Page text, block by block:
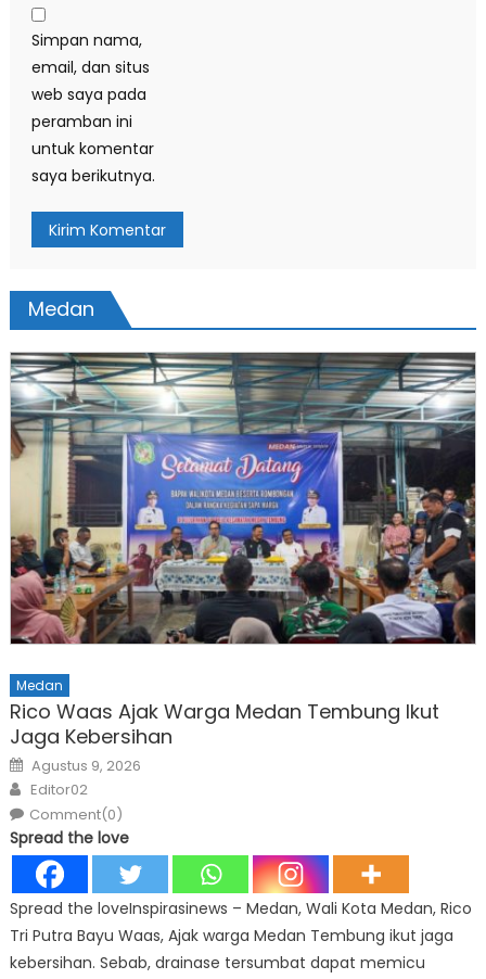
Simpan nama,
email, dan situs
web saya pada
peramban ini
untuk komentar
saya berikutnya.
Medan
Medan
Rico Waas Ajak Warga Medan Tembung Ikut
Jaga Kebersihan
Posted
on
Agustus 9, 2026
Author
Editor02
Comment(0)
Spread the love
Spread the loveInspirasinews – Medan, Wali Kota Medan, Rico
Tri Putra Bayu Waas, Ajak warga Medan Tembung ikut jaga
kebersihan. Sebab, drainase tersumbat dapat memicu